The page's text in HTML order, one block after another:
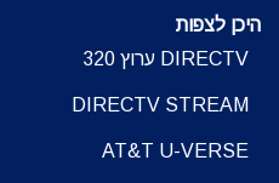
היכן לצפות
DIRECTV ערוץ 320
DIRECTV STREAM
AT&T U-VERSE